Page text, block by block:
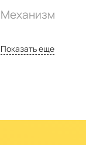
Механизм
Показать еще